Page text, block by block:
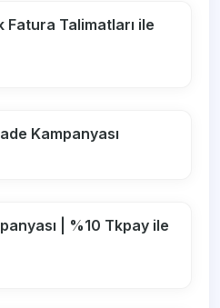
Talimatları ile
Kampanyası
| %10 Tkpay ile